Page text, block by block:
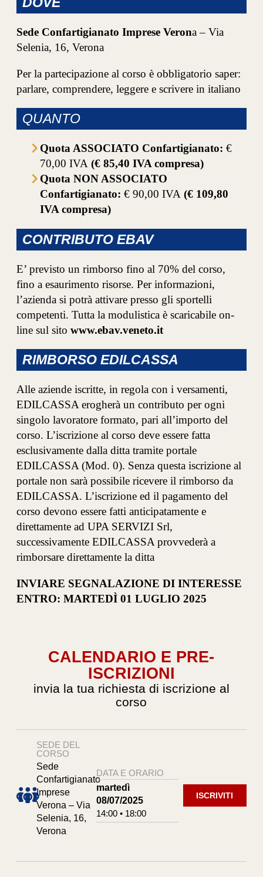
Sede Confartigianato Imprese Verona – Via
Selenia, 16, Verona
Per la partecipazione al corso è obbligatorio saper:
parlare, comprendere, leggere e scrivere in italiano
QUANTO
Quota ASSOCIATO Confartigianato: €
70,00 IVA(€ 85,40 IVA compresa)
Quota NON ASSOCIATO
Confartigianato: € 90,00 IVA(€ 109,80
IVA compresa)
CONTRIBUTO EBAV
E’ previsto un rimborso fino al 70% del corso,
fino a esaurimento risorse. Per informazioni,
l’azienda si potrà attivare presso gli sportelli
competenti. Tutta la modulistica è scaricabile on-
line sul sitowww.ebav.veneto.it
RIMBORSO EDILCASSA
Alle aziende iscritte, in regola con i versamenti,
EDILCASSA erogherà un contributo per ogni
singolo lavoratore formato, pari all’importo del
corso. L’iscrizione al corso deve essere fatta
esclusivamente dalla ditta tramite portale
EDILCASSA (Mod. 0). Senza questa iscrizione al
portale non sarà possibile ricevere il rimborso da
EDILCASSA. L’iscrizione ed il pagamento del
corso devono essere fatti anticipatamente e
direttamente ad UPA SERVIZI Srl,
successivamente EDILCASSA provvederà a
rimborsare direttamente la ditta
INVIARE SEGNALAZIONE DI INTERESSE
ENTRO: MARTEDÌ 01 LUGLIO 2025
CALENDARIO E PRE-
ISCRIZIONI
invia la tua richiesta di iscrizione al
corso
SEDE DEL
CORSO
Sede
Confartigianato
Imprese
Verona – Via
Selenia, 16,
Verona
DATA E ORARIO
martedì
08/07/2025
14:00 • 18:00
ISCRIVITI